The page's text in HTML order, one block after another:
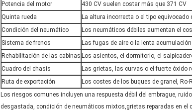
Potencia del motor
430 CV suelen costar más que 371 CV
Quinta rueda
La altura incorrecta o el tipo
Condición del neumático
Los neumáticos débiles aumentan el
Sistema de frenos
Las fugas de aire o la lenta
Rehabilitación de las cabinas Los asientos, el dormitorio, el
Cuadro del chasis
Las grietas, las curvas o el fuerte óxido
Ruta de exportación
Los costes de los buques de granel,
Los riesgos comunes incluyen una respuesta débil del embrague,
desgastada, condición de neumáticos mixtos,grietas reparadas en